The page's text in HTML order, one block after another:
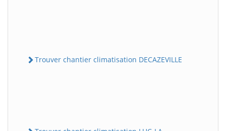
Trouver chantier climatisation DECAZEVILLE